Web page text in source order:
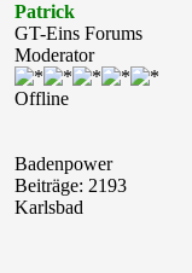
Patrick
GT-Eins Forums
Moderator
Offline
Badenpower
Beiträge: 2193
Karlsbad